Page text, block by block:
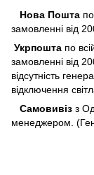
Нова Пошта
замовленні від
Укрпошта по
замовленні від
відсутність
відключення
Самовивіз з
менеджером.